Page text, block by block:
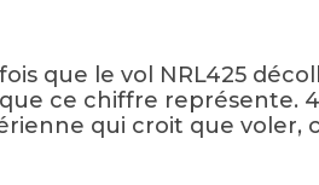
que le vol NRL425
ce chiffre représente.
qui croit que voler,